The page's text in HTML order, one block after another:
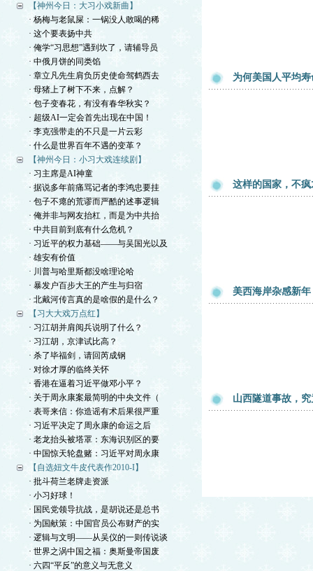
【神州今日：大习小戏新曲】
· 杨梅与老鼠屎：一锅没人敢喝的稀
· 这个要表扬中共
· 俺学“习思想”遇到坎了，请辅导员
· 中俄月饼的同类馅
· 章立凡先生肩负历史使命驾鹤西去
· 母猪上了树下不来，点解？
· 包子变春花，有没有春华秋实？
· 超级AI一定会首先出现在中国！
· 李克强带走的不只是一片云彩
· 什么是世界百年不遇的变革？
【神州今日：小习大戏连续剧】
· 习主席是AI神童
· 据说多年前痛骂记者的李鸿忠要挂
· 包子不瘪的荒谬而严酷的述事逻辑
· 俺并非与网友抬杠，而是为中共抬
· 中共目前到底有什么危机？
· 习近平的权力基础——与吴国光以及
· 雄安有价值
· 川普与哈里斯都没啥理论哈
· 暴发户百步大王的产生与归宿
· 北戴河传言真的是啥假的是什么？
【习大大戏万点红】
· 习江胡并肩阅兵说明了什么？
· 习江胡，京津试比高？
· 杀了毕福剑，请回芮成钢
· 对徐才厚的临终关怀
· 香港在逼着习近平做邓小平？
· 关于周永康案最简明的中央文件（
· 表哥来信：你造谣有术后果很严重
· 习近平决定了周永康的命运之后
· 老龙抬头被塔罩：东海识别区的要
· 中国惊天轮盘赌：习近平对周永康
【自选妞文牛皮代表作2010-I】
· 批斗荷兰老牌走资派
· 小习好球！
· 国民党领导抗战，是胡说还是总书
· 为国献策：中国官员公布财产的实
· 逻辑与文明——从吴仪的一则传说谈
· 世界之涡中国之福：奥斯曼帝国废
· 六四“平反”的意义与无意义
为何美国人平均
这样的国家，不
美西海岸杂感新年
山西隧道事故，